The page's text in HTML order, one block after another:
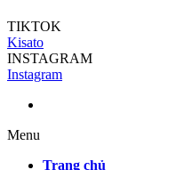
TIKTOK
Kisato
INSTAGRAM
Instagram
Menu
Trang chủ